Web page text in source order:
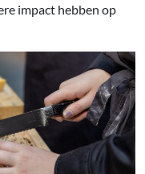
impact hebben op